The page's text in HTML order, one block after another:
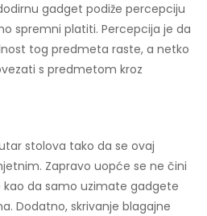
gadget podiže percepciju
spremni platiti. Percepcija je da
tog predmeta raste, a netko
s predmetom kroz
stolova tako da se ovaj
Zapravo uopće se ne čini
kao da samo uzimate gadgete
Dodatno, skrivanje blagajne